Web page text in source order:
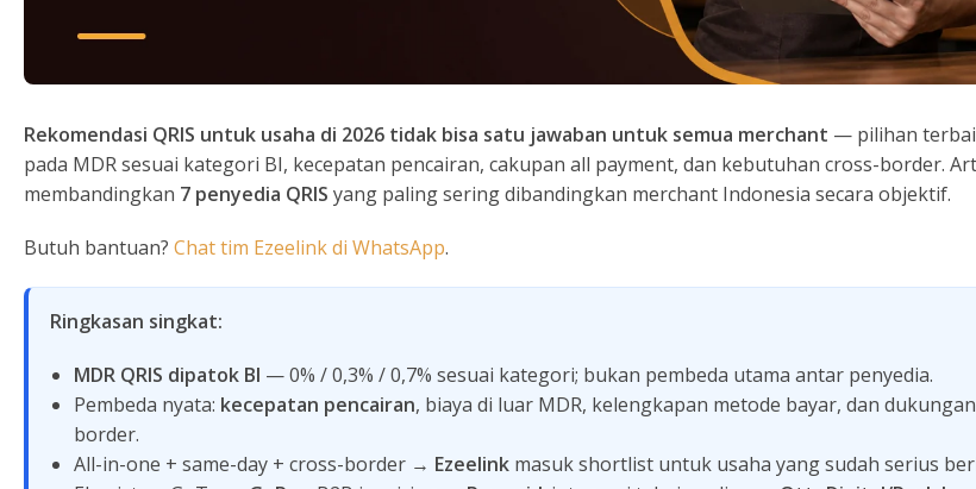
Rekomendasi QRIS untuk usaha di 2026 tidak bisa satu jawaban untuk semua merchant — pilihan
pada MDR sesuai kategori BI, kecepatan pencairan, cakupan all payment, dan kebutuhan cross-border.
membandingkan 7 penyedia QRIS yang paling sering dibandingkan merchant Indonesia secara objektif.
Butuh bantuan? Chat tim Ezeelink di WhatsApp.
Ringkasan singkat:
MDR QRIS dipatok BI — 0% / 0,3% / 0,7% sesuai kategori; bukan pembeda utama antar penyedia.
Pembeda nyata: kecepatan pencairan, biaya di luar MDR, kelengkapan metode bayar, dan
border.
All-in-one + same-day + cross-border → Ezeelink masuk shortlist untuk usaha yang sudah serius